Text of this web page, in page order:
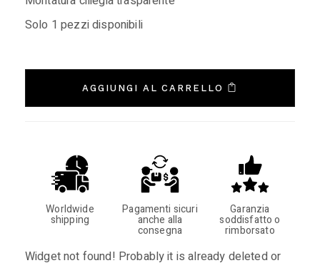
Solo 1 pezzi disponibili
AGGIUNGI AL CARRELLO
Worldwide
shipping
Pagamenti sicuri
anche alla
consegna
Garanzia
soddisfatto o
rimborsato
Widget not found! Probably it is already deleted or